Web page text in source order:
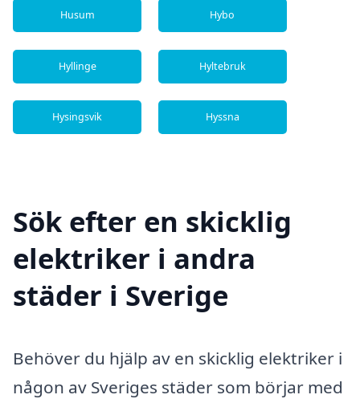
Husum Hybo
Hyllinge Hyltebruk
Hysingsvik Hyssna
Sök efter en skicklig
elektriker i andra
städer i Sverige
Behöver du hjälp av en skicklig elektriker i
någon av Sveriges städer som börjar med